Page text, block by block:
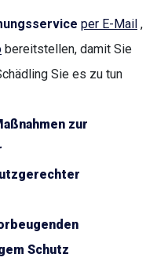
per E-Mail ,
bereitstellen, damit Sie
Sie es zu tun
zur
Schutz